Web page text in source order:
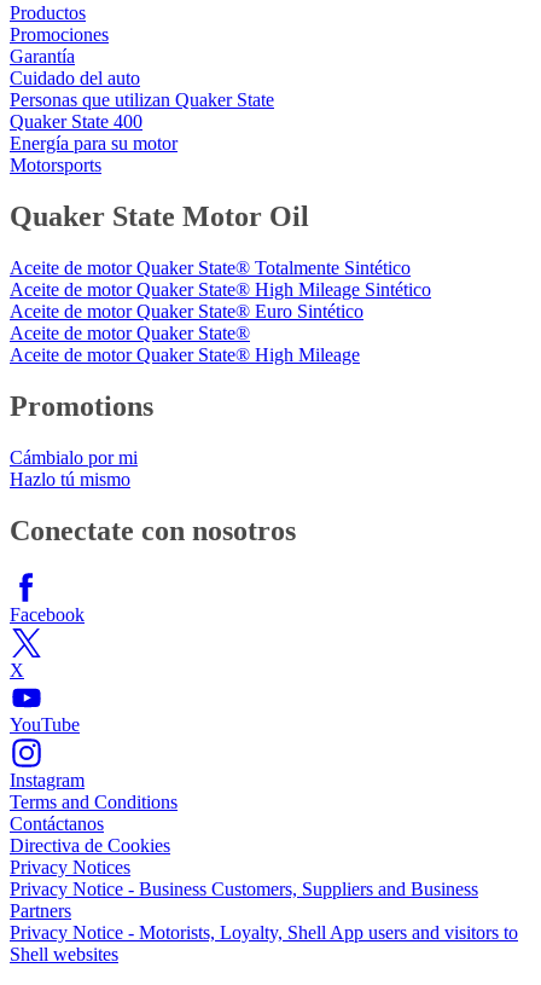
Productos
Promociones
Garantía
Cuidado del auto
Personas que utilizan Quaker State
Quaker State 400
Energía para su motor
Motorsports
Quaker State Motor Oil
Aceite de motor Quaker State® Totalmente Sintético
Aceite de motor Quaker State® High Mileage Sintético
Aceite de motor Quaker State® Euro Sintético
Aceite de motor Quaker State®
Aceite de motor Quaker State® High Mileage
Promotions
Cámbialo por mi
Hazlo tú mismo
Conectate con nosotros
Facebook
X
YouTube
Instagram
Terms and Conditions
Contáctanos
Directiva de Cookies
Privacy Notices
Privacy Notice - Business Customers, Suppliers and Business
Partners
Privacy Notice - Motorists, Loyalty, Shell App users and visitors to
Shell websites